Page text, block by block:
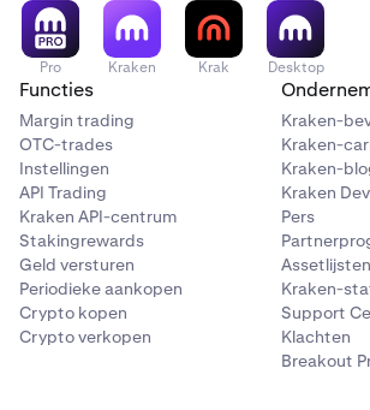
For more details, seeWhat Happens
is Breached.
Pro Kraken Krak Desktop
Functies
Margin trading
OTC-trades
Instellingen
API Trading
Kraken API-centrum
Stakingrewards
Geld versturen
Periodieke aankopen
Crypto kopen
Crypto verkopen
Kraken-
Kraken-
Kraken-
Kraken
Pers
Assetlijsten
Kraken-
Support
Klachten
Breakout